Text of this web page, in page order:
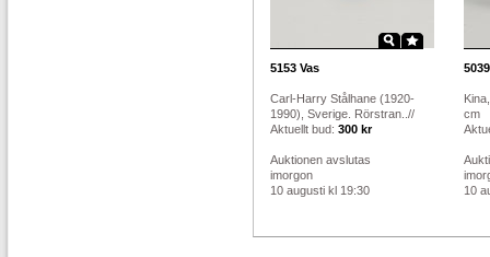
5153 Vas
Carl-Harry Stålhane (1920-
1990), Sverige. Rörstran..//
Aktuellt bud: 300 kr
Auktionen avslutas
imorgon
10 augusti kl 19:30
5039
cm
10